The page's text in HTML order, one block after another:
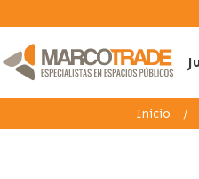
Inicio /